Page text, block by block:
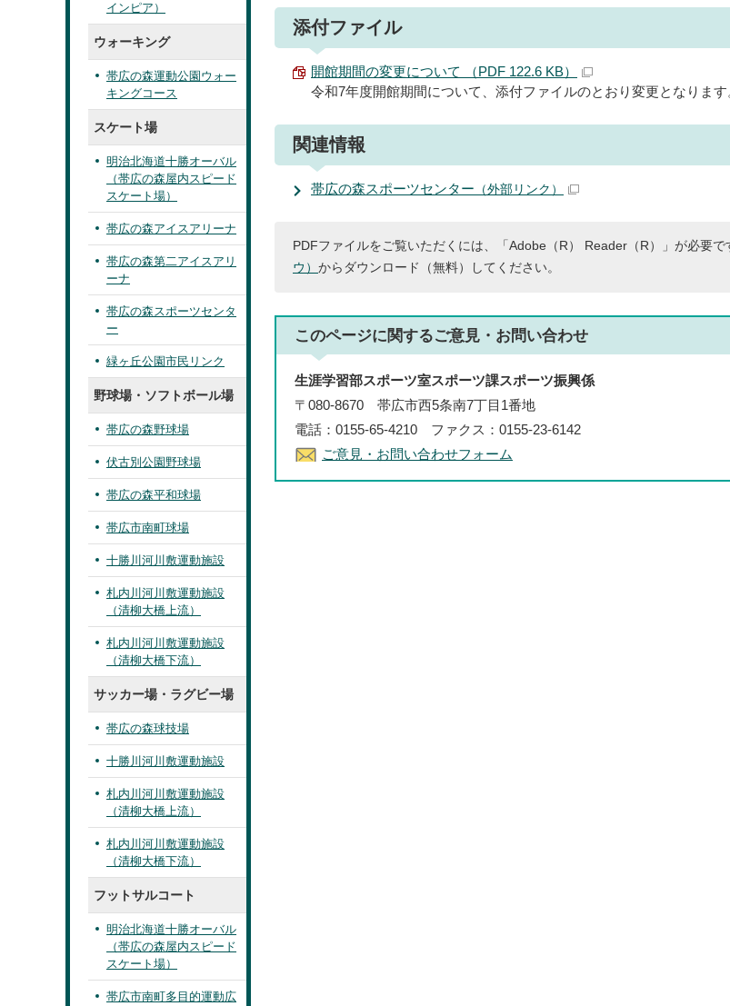
添付ファイル
開館期間の変更について （PDF 122.6 KB）
令和7年度開館期間について、添付ファイルのとおり変更となります
関連情報
帯広の森スポーツセンター （外部リンク）
PDFファイルをご覧いただくには、「Adobe（R） Reader（R）」が必要で
ウ） からダウンロード（無料）してください。
このページに関するご意見・お問い合わせ
生涯学習部スポーツ室スポーツ課スポーツ振興係
〒080-8670 帯広市西5条南7丁目1番地
電話：0155-65-4210 ファクス：0155-23-6142
ご意見・お問い合わせフォーム
インピア）
ウォーキング
帯広の森運動公園ウォー
キングコース
スケート場
明治北海道十勝オーバル
（帯広の森屋内スピード
スケート場）
帯広の森アイスアリーナ
帯広の森第二アイスアリ
ーナ
帯広の森スポーツセンタ
ー
緑ヶ丘公園市民リンク
野球場・ソフトボール場
帯広の森野球場
伏古別公園野球場
帯広の森平和球場
帯広市南町球場
十勝川河川敷運動施設
札内川河川敷運動施設
（清柳大橋上流）
札内川河川敷運動施設
（清柳大橋下流）
サッカー場・ラグビー場
帯広の森球技場
十勝川河川敷運動施設
札内川河川敷運動施設
（清柳大橋上流）
札内川河川敷運動施設
（清柳大橋下流）
フットサルコート
明治北海道十勝オーバル
（帯広の森屋内スピード
スケート場）
帯広市南町多目的運動広